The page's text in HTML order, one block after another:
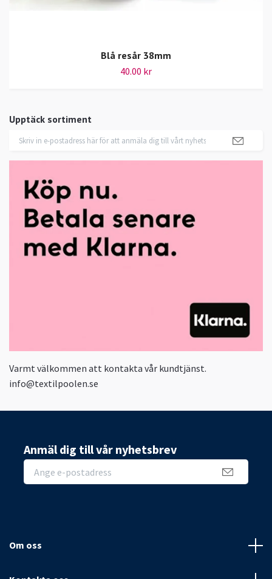
Upptäck sortiment
Varmt välkommen att kontakta vår kundtjänst.
info@textilpoolen.se
Blå resår 38mm
40.00 kr
Anmäl dig till vår nyhetsbrev
Om oss